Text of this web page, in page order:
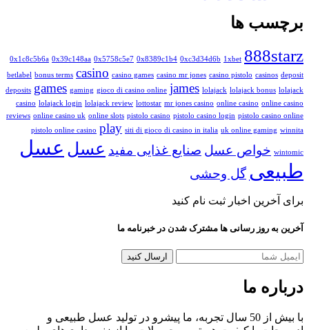
برچسب ها
0x1c8c5b6a 0x39c148aa 0x5758c5e7 0x8389c1b4 0xc3d34d6b 1xbet 888starz
betlabel bonus terms casino casino games casino mr jones casino pistolo casinos deposit
deposits games gaming gioco di casino online james lolajack lolajack bonus lolajack
casino lolajack login lolajack review lottostar mr jones casino online casino online casino
reviews online casino uk online slots pistolo casino pistolo casino login pistolo casino online
pistolo online casino play siti di gioco di casino in italia uk online gaming winnita
wintomic خواص عسل صنایع غذایی مفید عسل عسل
طبیعی گل وحشی
برای آخرین اخبار ثبت نام کنید
آخرین به روز رسانی ها مشترک شدن در خبرنامه ما
درباره ما
با بیش از 50 سال تجربه، ما پیشرو در تولید عسل طبیعی و